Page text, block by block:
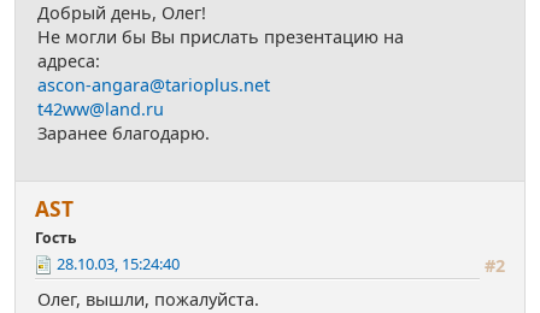
Добрый день, Олег!
Не могли бы Вы прислать презентацию на
адреса:
ascon-angara@tarioplus.net
t42ww@land.ru
Заранее благодарю.
AST
Гость
#2
28.10.03, 15:24:40
Олег, вышли, пожалуйста.